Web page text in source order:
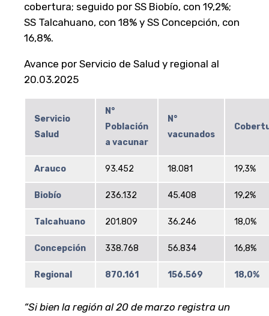
cobertura; seguido por SS Biobío, con 19,2%;
SS Talcahuano, con 18% y SS Concepción, con
16,8%.
Avance por Servicio de Salud y regional al
20.03.2025
Servicio
Salud
N°
Población
a vacunar
N°
vacunados
Arauco 93.452 18.081 19,3%
Biobío 236.132 45.408 19,2%
Talcahuano 201.809 36.246 18,0%
Concepción 338.768 56.834 16,8%
Regional 870.161 156.569 18,0%
“Si bien la región al 20 de marzo registra un